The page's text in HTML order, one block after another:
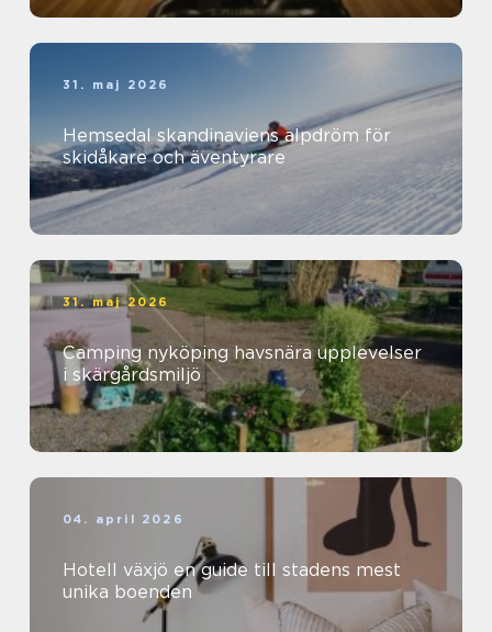
31. maj 2026
Hemsedal skandinaviens alpdröm för
skidåkare och äventyrare
31. maj 2026
Camping nyköping havsnära upplevelser
i skärgårdsmiljö
04. april 2026
Hotell växjö en guide till stadens mest
unika boenden